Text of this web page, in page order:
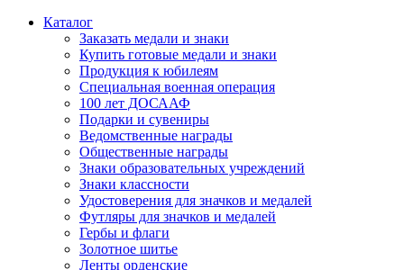
Каталог
Заказать медали и знаки
Купить готовые медали и знаки
Продукция к юбилеям
Специальная военная операция
100 лет ДОСААФ
Подарки и сувениры
Ведомственные награды
Общественные награды
Знаки образовательных учреждений
Знаки классности
Удостоверения для значков и медалей
Футляры для значков и медалей
Гербы и флаги
Золотное шитье
Ленты орденские